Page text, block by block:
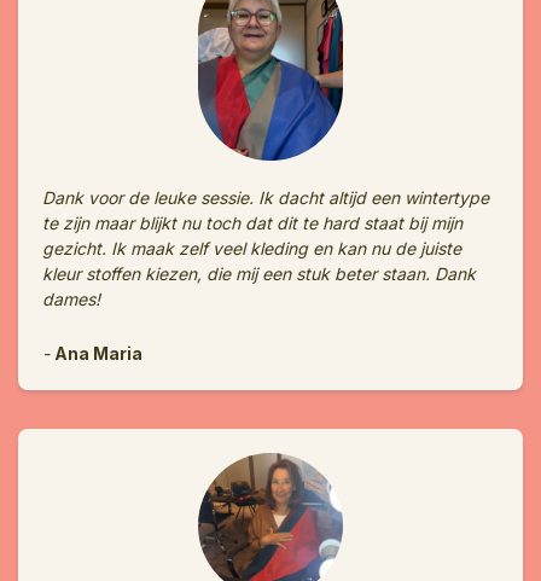
Dank voor de leuke sessie. Ik dacht altijd een wintertype
te zijn maar blijkt nu toch dat dit te hard staat bij mijn
gezicht. Ik maak zelf veel kleding en kan nu de juiste
kleur stoffen kiezen, die mij een stuk beter staan. Dank
dames!
- Ana Maria